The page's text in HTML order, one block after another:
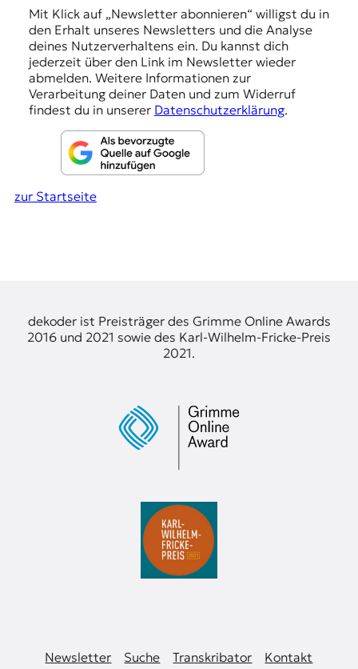
Mit Klick auf „Newsletter abonnieren“ willigst du in
den Erhalt unseres Newsletters und die Analyse
deines Nutzerverhaltens ein. Du kannst dich
jederzeit über den Link im Newsletter wieder
abmelden. Weitere Informationen zur
Verarbeitung deiner Daten und zum Widerruf
findest du in unserer Datenschutzerklärung.
zur Startseite
dekoder ist Preisträger des Grimme Online Awards
2016 und 2021 sowie des Karl-Wilhelm-Fricke-Preis
2021.
Newsletter Suche Transkribator
Kontakt